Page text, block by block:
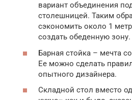
вариант объединения
столешницей. Таким
сэкономить около 1
создать обеденную зону.
Барная стойка – мечта
Ее можно сделать
опытного дизайнера.
Складной стол вместо